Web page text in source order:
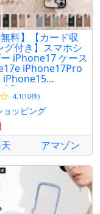
ットなし 3枚 カ
無料】【カード収
グ付き】スマホシ
iPhone17 ケース
iPhone17Pro
iPhone15
ケース
iPhone13 mini
ケース
4.1(10件)
ョッピング
アマゾン